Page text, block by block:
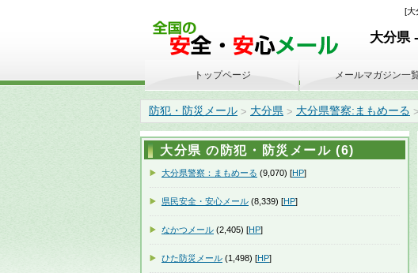
[大
大分県
防犯・防災メール > 大分県 > 大分県警察:まもめーる >
トップページ メールマガジン一
大分県 の防犯・防災メール (6)
大分県警察：まもめーる (9,070) [HP]
県民安全・安心メール (8,339) [HP]
なかつメール (2,405) [HP]
ひた防災メール (1,498) [HP]